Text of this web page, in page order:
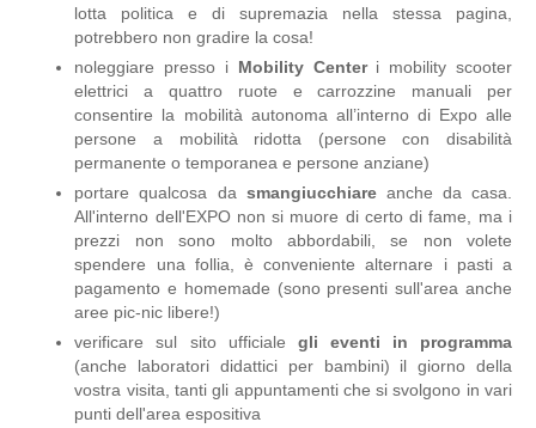
lotta politica e di supremazia nella stessa pagina,
potrebbero non gradire la cosa!
noleggiare presso i Mobility Centeri mobility scooter
elettrici a quattro ruote e carrozzine manuali per
consentire la mobilità autonoma all’interno di Expo alle
persone a mobilità ridotta (persone con disabilità
permanente o temporanea e persone anziane)
portare qualcosa da smangiucchiareanche da casa.
All'interno dell'EXPO non si muore di certo di fame, ma i
prezzi non sono molto abbordabili, se non volete
spendere una follia, è conveniente alternare i pasti a
pagamento e homemade (sono presenti sull'area anche
aree pic-nic libere!)
verificare sul sito ufficiale gli eventi in programma
(anche laboratori didattici per bambini) il giorno della
vostra visita, tanti gli appuntamenti che si svolgono in vari
punti dell'area espositiva